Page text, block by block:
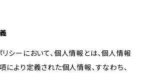
シーにおいて、個人情報とは、個人情報
により定義された個人情報、すなわち、